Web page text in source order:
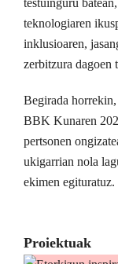
teknologiaren
inklusioaren,
zerbitzura dagoen
Begirada
BBK Kunaren
pertsonen
ukigarrian nola
ekimen egituratuz.
Proiektuak